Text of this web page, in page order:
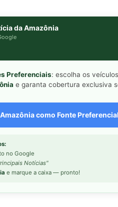
da Amazônia
Preferenciais: escolha os
e garanta cobertura exclusiva
como Fonte Preferencial
no Google
Notícias"
e marque a caixa — pronto!